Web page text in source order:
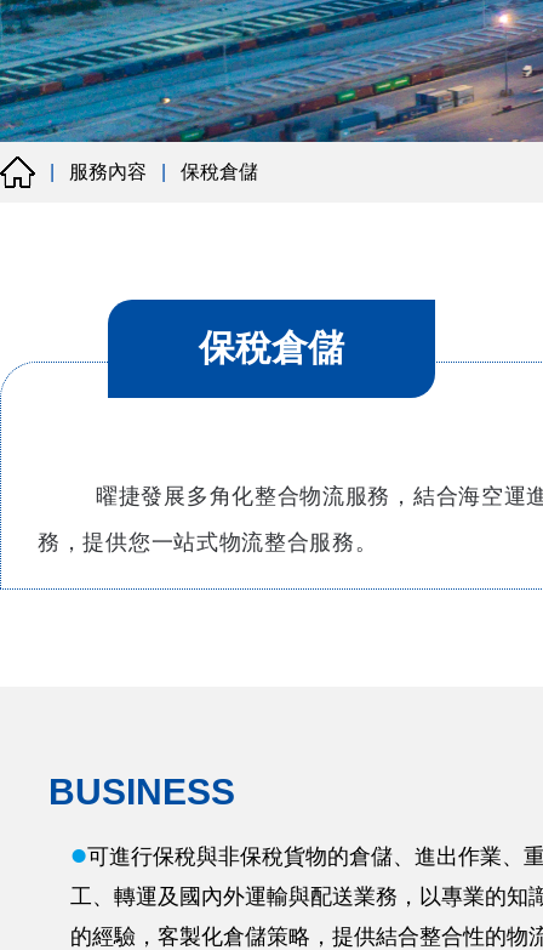
服務內容 保稅倉儲
保稅倉儲
曜捷發展多角化整合物流服務，結合海空運
務，提供您一站式物流整合服務。
BUSINESS
l可進行保稅與非保稅貨物的倉儲、進出作業、
工、轉運及國內外運輸與配送業務，以專業的知
的經驗，客製化倉儲策略，提供結合整合性的物